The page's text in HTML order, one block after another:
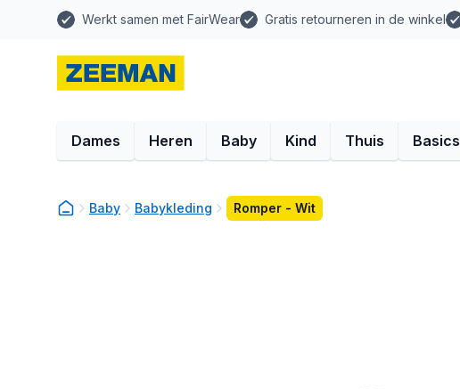
Werkt samen met FairWear Gratis retourneren in de winkel
Dames Heren Baby Kind Thuis Basics
Baby Babykleding Romper - Wit